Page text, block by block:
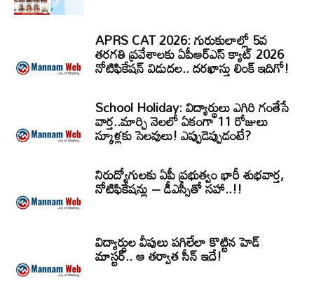
APRS CAT 2026: గురుకులాల్లో 5వ
తరగతి ప్రవేశాలకు ఏపీఆర్‌ఎస్‌ క్యాట్‌ 2026
నోటిఫికేషన్‌ విడుదల.. దరఖాస్తు లింక్‌ ఇదిగో!
School Holiday: విద్యార్థులు ఎగిరి గంతేసే
వార్త..మార్చి నెలలో ఏకంగా 11 రోజులు
స్కూళ్లకు సెలవులు! ఎప్పుడెప్పుడంటే?
నిరుద్యోగులకు ఏపీ ప్రభుత్వం భారీ శుభవార్త,
నోటిఫికేషన్లు – డీఎస్సీతో సహా..!!
విద్యార్ధుల వీపులు పగిలేలా కొట్టిన హెడ్
మాస్టర్.. ఆ తర్వాత సీన్‌ ఇదే!